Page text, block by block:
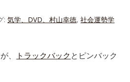
:気学、DVD、村山幸徳,社会運勢学
、 トラックバックとピンバック